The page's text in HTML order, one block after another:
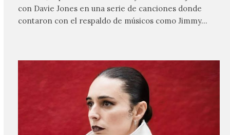
con Davie Jones en una serie de canciones donde
contaron con el respaldo de músicos como Jimmy…